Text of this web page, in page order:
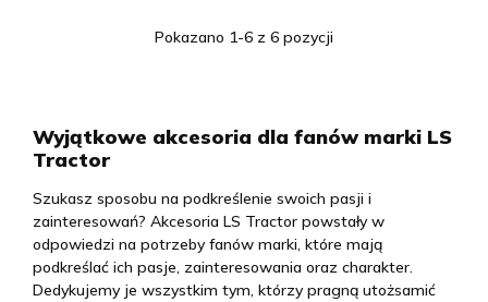
Pokazano 1-6 z 6 pozycji
Wyjątkowe akcesoria dla fanów marki LS
Tractor
Szukasz sposobu na podkreślenie swoich pasji i
zainteresowań? Akcesoria LS Tractor powstały w
odpowiedzi na potrzeby fanów marki, które mają
podkreślać ich pasje, zainteresowania oraz charakter.
Dedykujemy je wszystkim tym, którzy pragną utożsamić